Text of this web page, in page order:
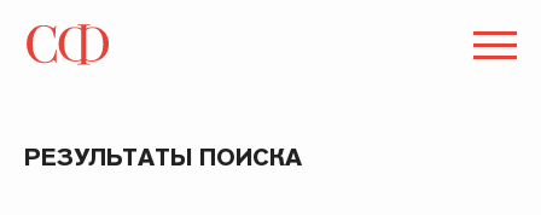
РЕЗУЛЬТАТЫ ПОИСКА